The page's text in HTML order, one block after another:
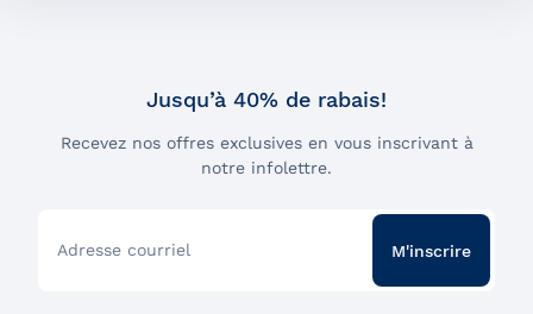
Jusqu’à 40% de rabais!
Recevez nos offres exclusives en vous inscrivant à
notre infolettre.
Adresse courriel M'inscrire